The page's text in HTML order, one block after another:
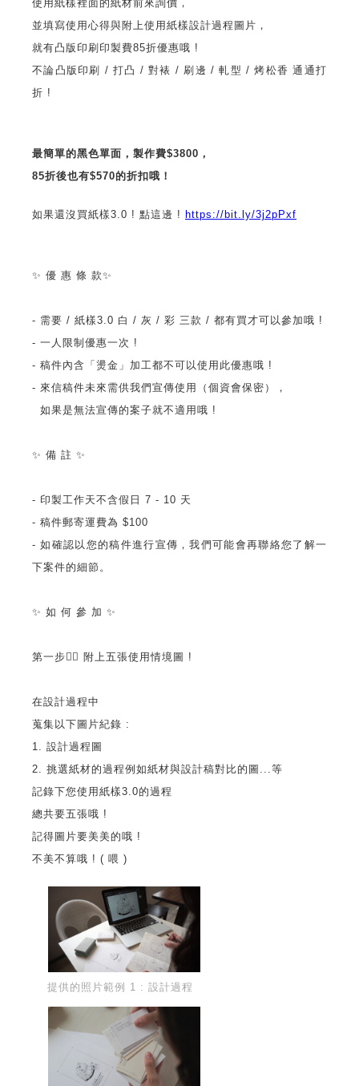
使用紙樣裡面的紙材前來詢價，
並填寫使用心得與附上使用紙樣設計過程圖片，
就有凸版印刷印製費85折優惠哦 !
不論凸版印刷 / 打凸 / 對裱 / 刷邊 / 軋型 / 烤松香 通通打
折 !
最簡單的黑色單面，製作費$3800，
85折後也有$570的折扣哦！
如果還沒買紙樣3.0 ! 點這邊 ! https://bit.ly/3j2pPxf
✨ 優 惠 條 款✨
- 需要 / 紙樣3.0 白 / 灰 / 彩 三款 / 都有買才可以參加哦 !
- 一人限制優惠一次 !
- 稿件內含「燙金」加工都不可以使用此優惠哦 !
- 來信稿件未來需供我們宣傳使用（個資會保密），
如果是無法宣傳的案子就不適用哦 !
✨ 備 註 ✨
- 印製工作天不含假日 7 - 10 天
- 稿件郵寄運費為 $100
- 如確認以您的稿件進行宣傳，我們可能會再聯絡您了解一
下案件的細節。
✨ 如 何 參 加 ✨
第一步☝🏻 附上五張使用情境圖 !
在設計過程中
蒐集以下圖片紀錄 :
1. 設計過程圖
2. 挑選紙材的過程例如紙材與設計稿對比的圖...等
記錄下您使用紙樣3.0的過程
總共要五張哦 !
記得圖片要美美的哦 !
不美不算哦 ! ( 喂 )
提供的照片範例 1 : 設計過程